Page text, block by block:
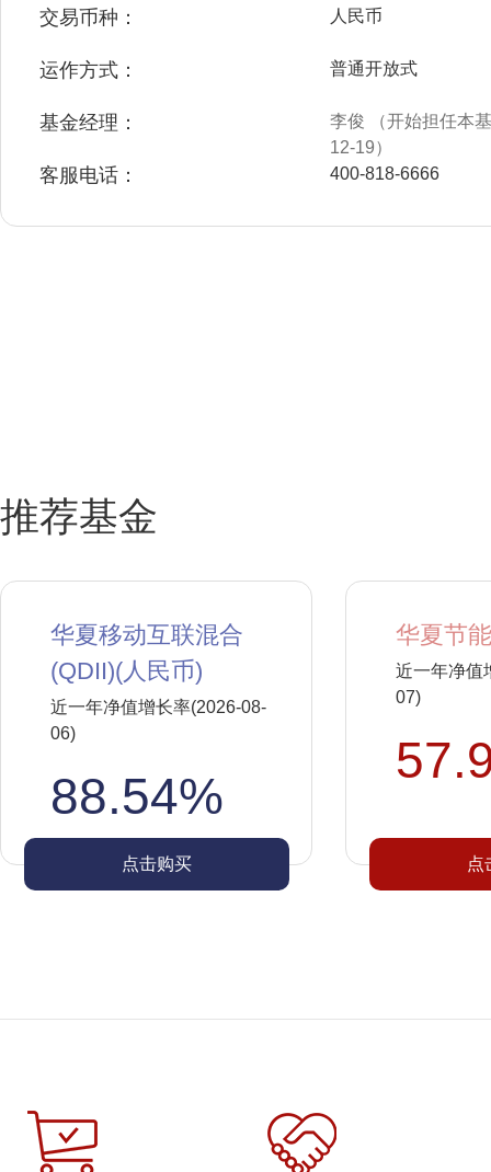
交易币种： 人民币
运作方式： 普通开放式
基金经理：
李俊 （开始担任本
12-19）
客服电话： 400-818-6666
推荐基金
华夏移动互联混合
(QDII)(人民币)
近一年净值增长率(2026-08-
06)
88.54%
点击购买
华夏节
近一年净值
07)
点